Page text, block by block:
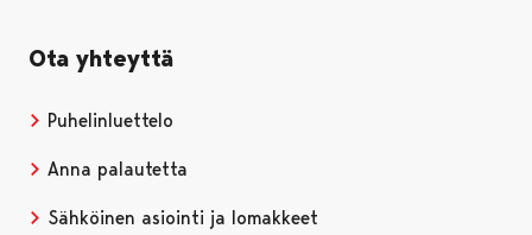
Ota yhteyttä
Puhelinluettelo
Anna palautetta
Sähköinen asiointi ja lomakkeet